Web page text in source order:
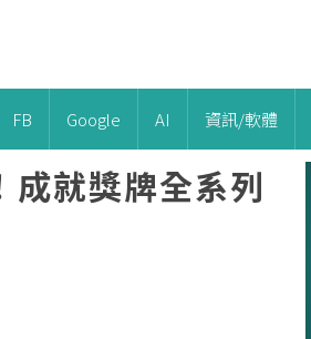
FB Google AI 資訊/軟體
成就獎牌全系列